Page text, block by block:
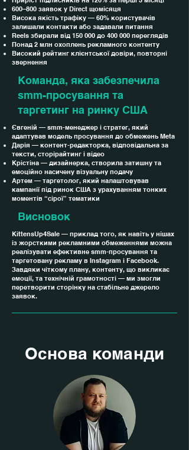
600–800 заявок у Direct щомісяця
Висока якість трафіку — 60% користувачів
залишали контакти або задавали питання
Reels збирали від 150 000 до 400 000 переглядів
Понад 2 млн охоплень рекламного контенту
Високий рейтинг клієнтської довіри, повторні
звернення
Команда, яка забезпечила
smm-просування та
таргетинг на ринку США
Євгеній — smm-менеджер і стратег, який
адаптував модель просування до обмежень Meta
Дарія — контент-редакторка, відповідальна за
тексти, сторірайтинг і відео
Крістіна — дизайнерка, створила затишну та
емоційно насичену візуальну подачу
Артем — таргетолог, який налаштовував
кампанії під ринок США з урахуванням тонких
моментів “сірої” тематики
Висновок
KittensUp4Sale — приклад того, як навіть у нішах
із жорсткими рекламними обмеженнями можна
реалізувати ефективне smm-просування та
таргетовану рекламу в Instagram і Facebook.
Завдяки чіткому плану, контенту, що викликає
емоції, та технічній грамотності — ми змогли
перетворити сторінку на стабільне джерело
заявок.
Основа команди